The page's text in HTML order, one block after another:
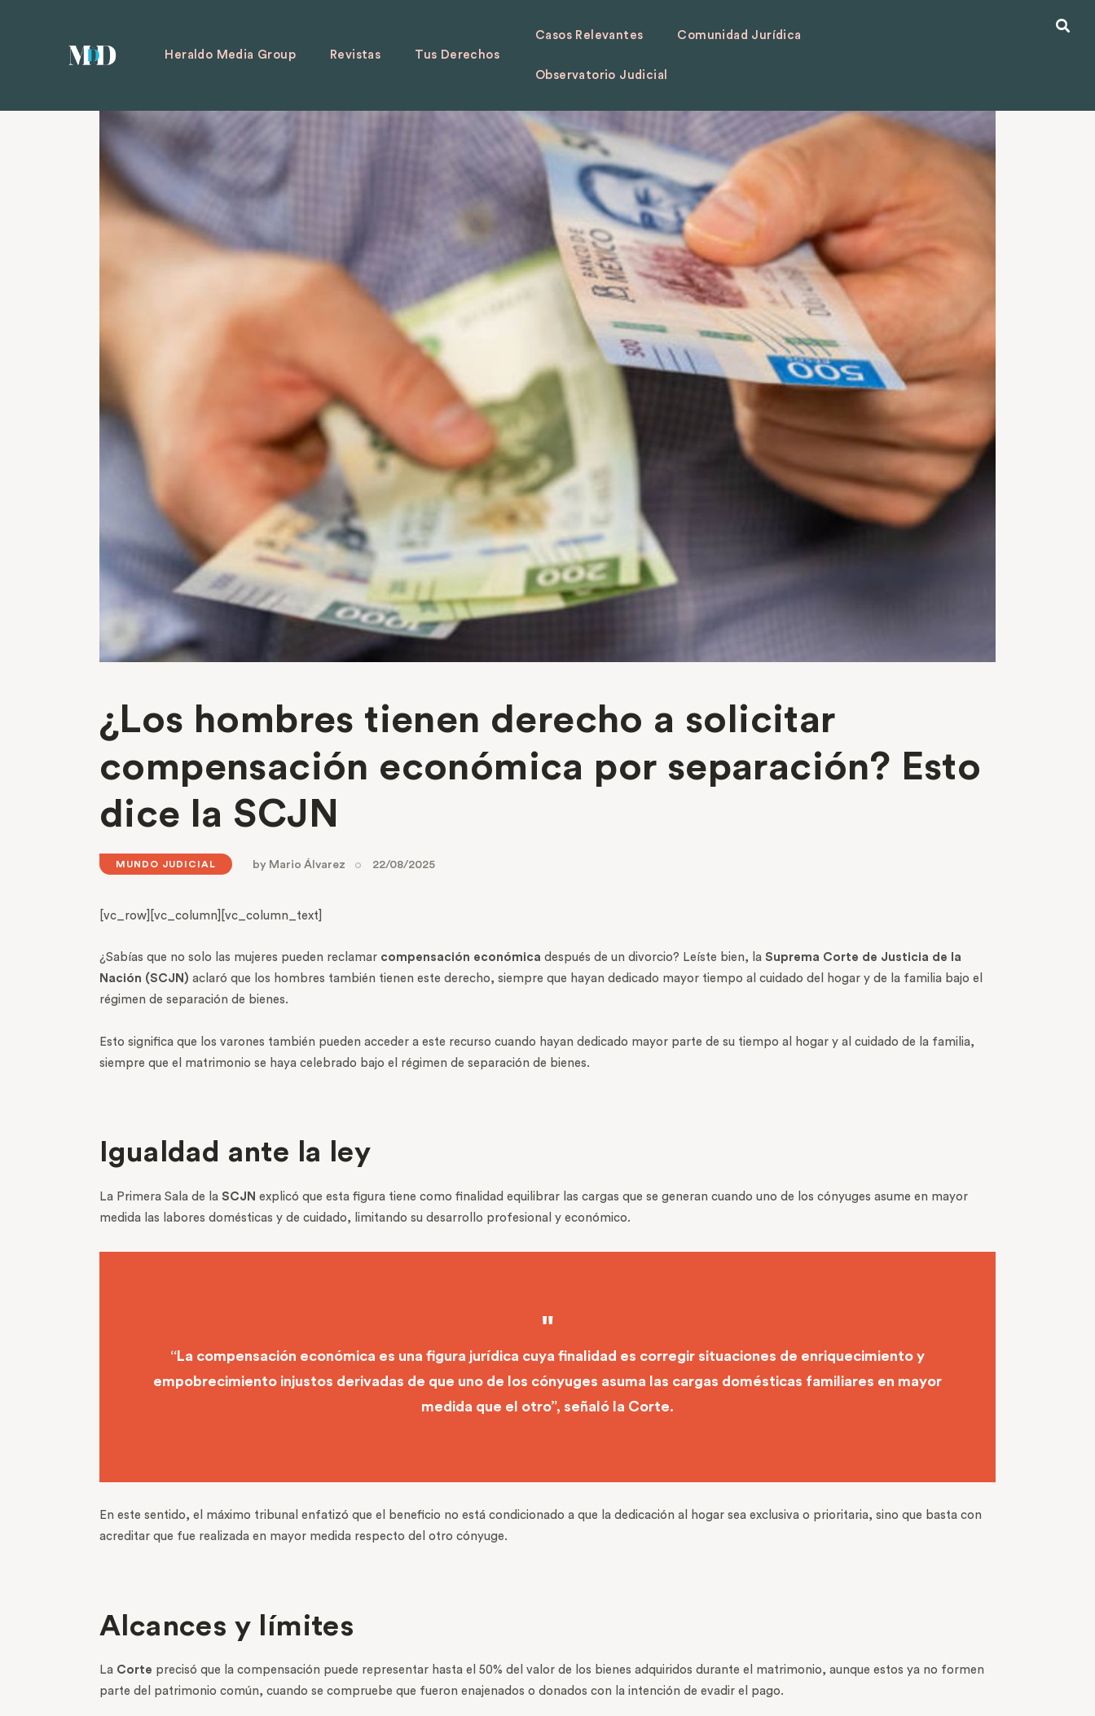
Heraldo Media Group Revistas Tus Derechos
Casos Relevantes Comunidad Jurídica
Observatorio Judicial
¿Los hombres tienen derecho a solicitar
compensación económica por separación? Esto
dice la SCJN
MUNDO JUDICIAL by Mario Álvarez 22/08/2025
[vc_row][vc_column][vc_column_text]
¿Sabías que no solo las mujeres pueden reclamar compensación económica después de un divorcio? Leíste bien, la Suprema Corte de Justicia de la
Nación (SCJN) aclaró que los hombres también tienen este derecho, siempre que hayan dedicado mayor tiempo al cuidado del hogar y de la familia bajo el
régimen de separación de bienes.
Esto significa que los varones también pueden acceder a este recurso cuando hayan dedicado mayor parte de su tiempo al hogar y al cuidado de la familia,
siempre que el matrimonio se haya celebrado bajo el régimen de separación de bienes.
Igualdad ante la ley
La Primera Sala de la SCJN explicó que esta figura tiene como finalidad equilibrar las cargas que se generan cuando uno de los cónyuges asume en mayor
medida las labores domésticas y de cuidado, limitando su desarrollo profesional y económico.
“La compensación económica es una figura jurídica cuya finalidad es corregir situaciones de enriquecimiento y
empobrecimiento injustos derivadas de que uno de los cónyuges asuma las cargas domésticas familiares en mayor
medida que el otro”, señaló la Corte.
En este sentido, el máximo tribunal enfatizó que el beneficio no está condicionado a que la dedicación al hogar sea exclusiva o prioritaria, sino que basta con
acreditar que fue realizada en mayor medida respecto del otro cónyuge.
Alcances y límites
La Corte precisó que la compensación puede representar hasta el 50% del valor de los bienes adquiridos durante el matrimonio, aunque estos ya no formen
parte del patrimonio común, cuando se compruebe que fueron enajenados o donados con la intención de evadir el pago.